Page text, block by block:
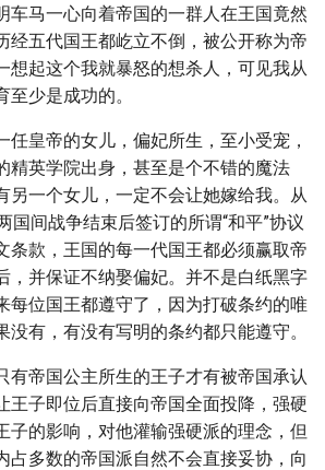
车马一心向着帝国的一群人在王国竟然
经五代国王都屹立不倒，被公开称为帝
想起这个我就暴怒的想杀人，可见我从
少是成功的。
任皇帝的女儿，偏妃所生，至小受宠，
精英学院出身，甚至是个不错的魔法
另一个女儿，一定不会让她嫁给我。从
国间战争结束后签订的所谓“和平”协议
条款，王国的每一代国王都必须赢取帝
，并保证不纳娶偏妃。并不是白纸黑字
每位国王都遵守了，因为打破条约的唯
没有，有没有写明的条约都只能遵守。
有帝国公主所生的王子才有被帝国承认
王子即位后直接向帝国全面投降，强硬
子的影响，对他灌输强硬派的理念，但
占多数的帝国派自然不会直接妥协，向